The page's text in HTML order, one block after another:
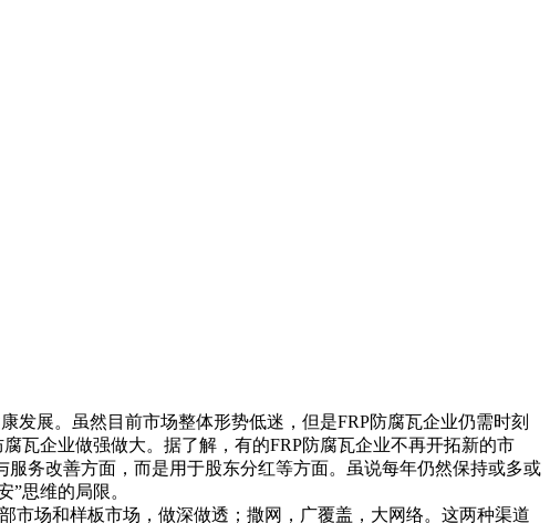
展。虽然目前市场整体形势低迷，但是FRP防腐瓦企业仍需时刻
瓦企业做强做大。据了解，有的FRP防腐瓦企业不再开拓新的市
务改善方面，而是用于股东分红等方面。虽说每年仍然保持或多或
思维的局限。
场和样板市场，做深做透；撒网，广覆盖，大网络。这两种渠道